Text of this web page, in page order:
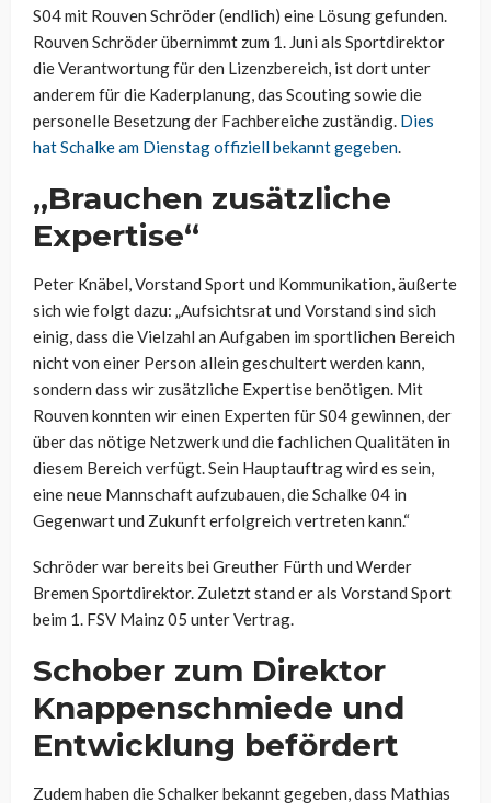
S04 mit Rouven Schröder (endlich) eine Lösung gefunden.
Rouven Schröder übernimmt zum 1. Juni als Sportdirektor
die Verantwortung für den Lizenzbereich, ist dort unter
anderem für die Kaderplanung, das Scouting sowie die
personelle Besetzung der Fachbereiche zuständig. Dies
hat Schalke am Dienstag offiziell bekannt gegeben.
„Brauchen zusätzliche
Expertise“
Peter Knäbel, Vorstand Sport und Kommunikation, äußerte
sich wie folgt dazu: „Aufsichtsrat und Vorstand sind sich
einig, dass die Vielzahl an Aufgaben im sportlichen Bereich
nicht von einer Person allein geschultert werden kann,
sondern dass wir zusätzliche Expertise benötigen. Mit
Rouven konnten wir einen Experten für S04 gewinnen, der
über das nötige Netzwerk und die fachlichen Qualitäten in
diesem Bereich verfügt. Sein Hauptauftrag wird es sein,
eine neue Mannschaft aufzubauen, die Schalke 04 in
Gegenwart und Zukunft erfolgreich vertreten kann.“
Schröder war bereits bei Greuther Fürth und Werder
Bremen Sportdirektor. Zuletzt stand er als Vorstand Sport
beim 1. FSV Mainz 05 unter Vertrag.
Schober zum Direktor
Knappenschmiede und
Entwicklung befördert
Zudem haben die Schalker bekannt gegeben, dass Mathias